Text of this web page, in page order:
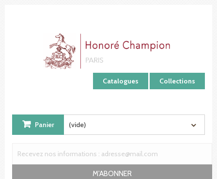
Catalogues Collections
Panier (vide)
M'ABONNER